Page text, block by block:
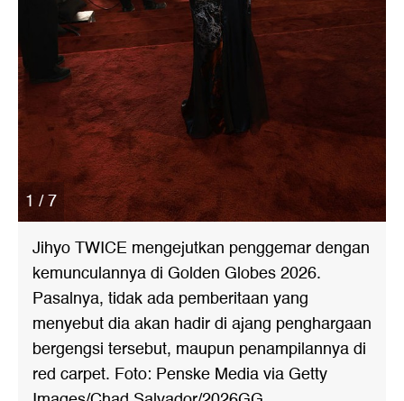
1 / 7
Jihyo TWICE mengejutkan penggemar dengan
kemunculannya di Golden Globes 2026.
Pasalnya, tidak ada pemberitaan yang
menyebut dia akan hadir di ajang penghargaan
bergengsi tersebut, maupun penampilannya di
red carpet. Foto: Penske Media via Getty